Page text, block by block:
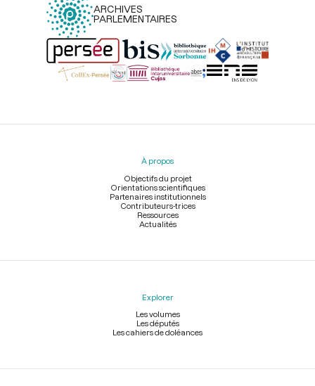
ARCHIVES
PARLEMENTAIRES
Menu
À propos
Objectifs du projet
Orientations scientifiques
Partenaires institutionnels
Contributeurs-trices
Ressources
Actualités
Explorer
Les volumes
Les députés
Les cahiers de doléances